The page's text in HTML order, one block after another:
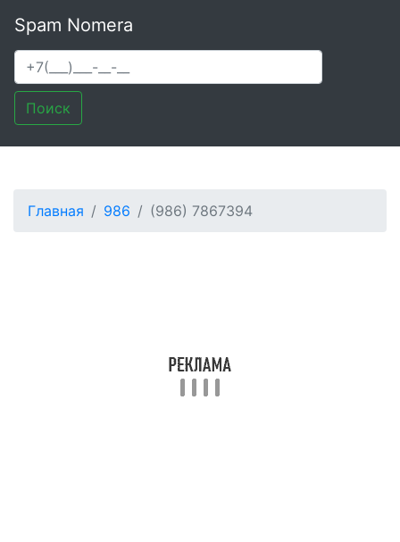
Spam Nomera
Поиск
Главная 986 (986) 7867394